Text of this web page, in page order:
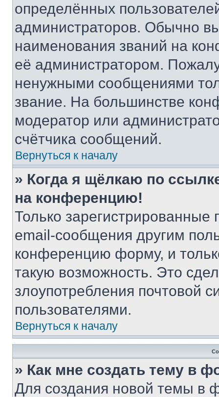
определённых
администраторов. Обычно
наименования званий на
её администратором.
ненужными сообщениями
звание. На большинстве
модератор или
счётчика сообщений.
Вернуться к началу
» Когда я щёлкаю по
на конференцию!
Только зарегистрированные
email-сообщения другим
конференцию форму, и
такую возможность. Это
злоупотребления почтовой
пользователями.
Вернуться к началу
» Как мне создать тему в
Для создания новой темы в